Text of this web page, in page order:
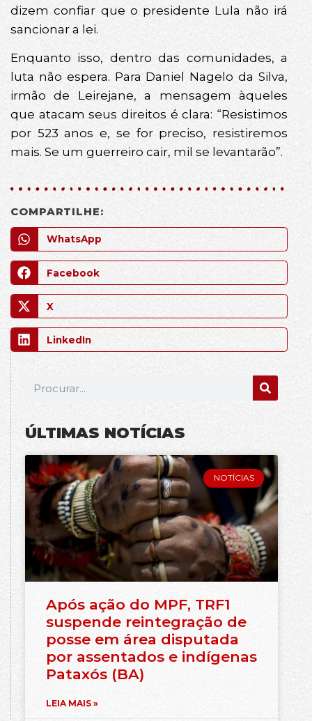
dizem confiar que o presidente Lula não irá
sancionar a lei.
Enquanto isso, dentro das comunidades, a
luta não espera. Para Daniel Nagelo da Silva,
irmão de Leirejane, a mensagem àqueles
que atacam seus direitos é clara: “Resistimos
por 523 anos e, se for preciso, resistiremos
mais. Se um guerreiro cair, mil se levantarão”.
COMPARTILHE:
WhatsApp
Facebook
X
LinkedIn
ÚLTIMAS NOTÍCIAS
NOTÍCIAS
Após ação do MPF, TRF1
suspende reintegração de
posse em área disputada
por assentados e indígenas
Pataxós (BA)
LEIA MAIS »